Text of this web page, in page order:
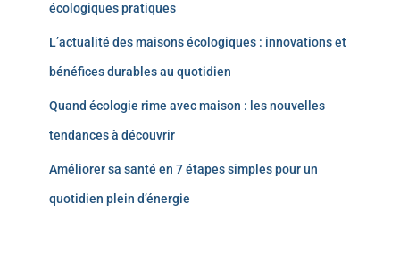
écologiques pratiques
L’actualité des maisons écologiques : innovations et
bénéfices durables au quotidien
Quand écologie rime avec maison : les nouvelles
tendances à découvrir
Améliorer sa santé en 7 étapes simples pour un
quotidien plein d’énergie